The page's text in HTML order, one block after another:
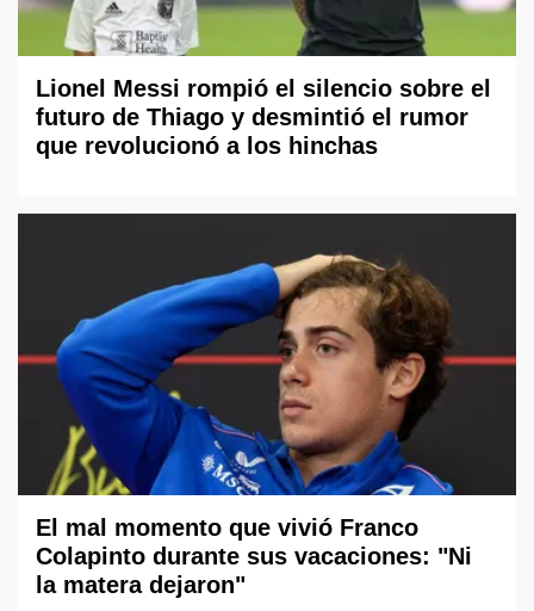
Lionel Messi rompió el silencio sobre el
futuro de Thiago y desmintió el rumor
que revolucionó a los hinchas
El mal momento que vivió Franco
Colapinto durante sus vacaciones: "Ni
la matera dejaron"